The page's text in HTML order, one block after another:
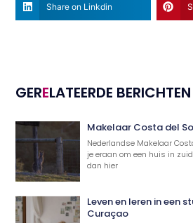
Share on Linkdin
GERELATEERDE BERICHTEN
Makelaar Costa del
Nederlandse Makelaar
je eraan om een huis in
dan hier
Leven en leren in een
Curaçao